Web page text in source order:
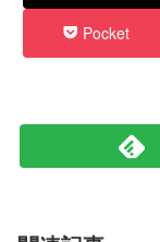
Pocket